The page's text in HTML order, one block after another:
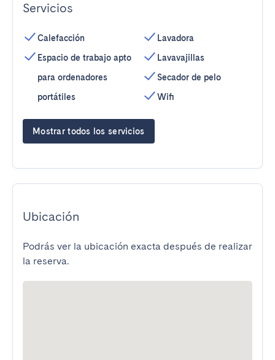
Servicios
Calefacción
Espacio de trabajo apto
para ordenadores
portátiles
Lavadora
Lavavajillas
Secador de pelo
Wifi
Mostrar todos los servicios
Ubicación
Podrás ver la ubicación exacta después de realizar
la reserva.